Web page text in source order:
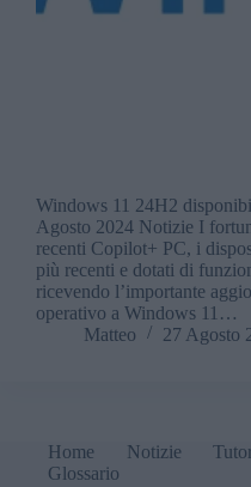
Windows 11 24H2
Agosto 2024 Notizie I
recenti Copilot+ PC, i
più recenti e dotati di
ricevendo l’importante
operativo a Windows 11…
Matteo
27 Agosto
Home Notizie
Glossario